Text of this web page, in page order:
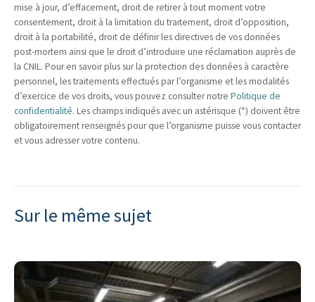
mise à jour, d’effacement, droit de retirer à tout moment votre
consentement, droit à la limitation du traitement, droit d’opposition,
droit à la portabilité, droit de définir les directives de vos données
post-mortem ainsi que le droit d’introduire une réclamation auprès de
la CNIL. Pour en savoir plus sur la protection des données à caractère
personnel, les traitements effectués par l’organisme et les modalités
d’exercice de vos droits, vous pouvez consulter notre Politique de
confidentialité. Les champs indiqués avec un astérisque (*) doivent être
obligatoirement renseignés pour que l’organisme puisse vous contacter
et vous adresser votre contenu.
Sur le même sujet